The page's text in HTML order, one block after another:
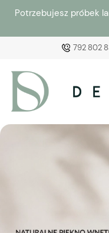
Potrzebujesz próbek
792 802
Wybierz coś dla
zaloguj się, aby
z